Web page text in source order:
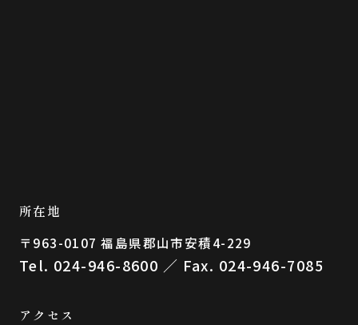
所在地
〒963-0107 福島県郡⼭市安積4-229
Tel. 024-946-8600 ／ Fax. 024-946-7085
アクセス